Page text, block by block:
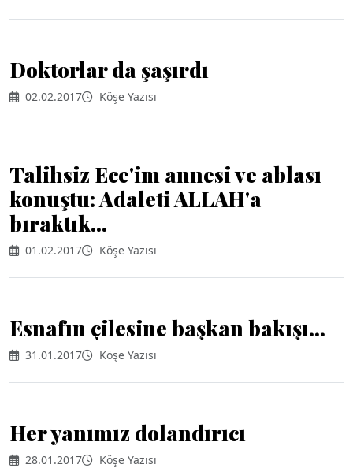
Doktorlar da şaşırdı
02.02.2017 Köşe Yazısı
Talihsiz Ece'im annesi ve ablası
konuştu: Adaleti ALLAH'a
bıraktık...
01.02.2017 Köşe Yazısı
Esnafın çilesine başkan bakışı...
31.01.2017 Köşe Yazısı
Her yanımız dolandırıcı
28.01.2017 Köşe Yazısı